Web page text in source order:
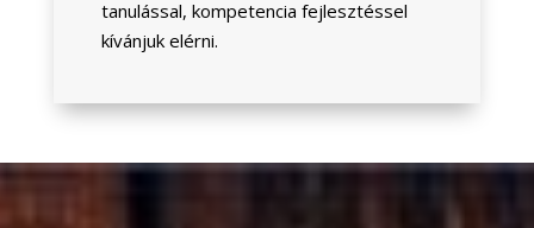
tanulással, kompetencia fejlesztéssel
kívánjuk elérni.